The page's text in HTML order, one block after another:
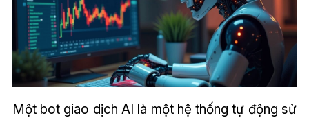
Một bot giao dịch AI là một hệ thống tự động sử